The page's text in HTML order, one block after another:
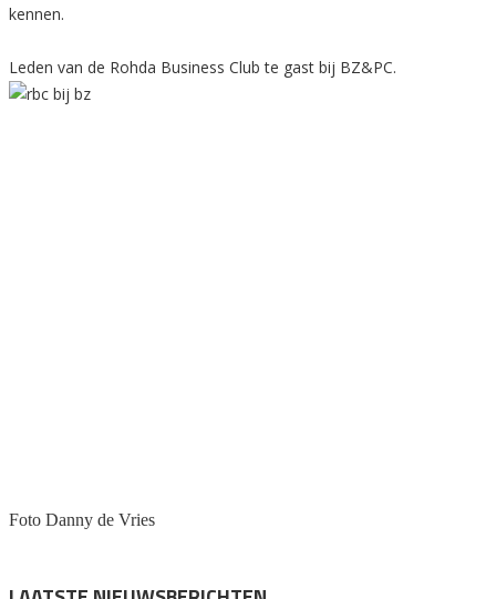
kennen.
Leden van de Rohda Business Club te gast bij BZ&PC.
Foto Danny de Vries